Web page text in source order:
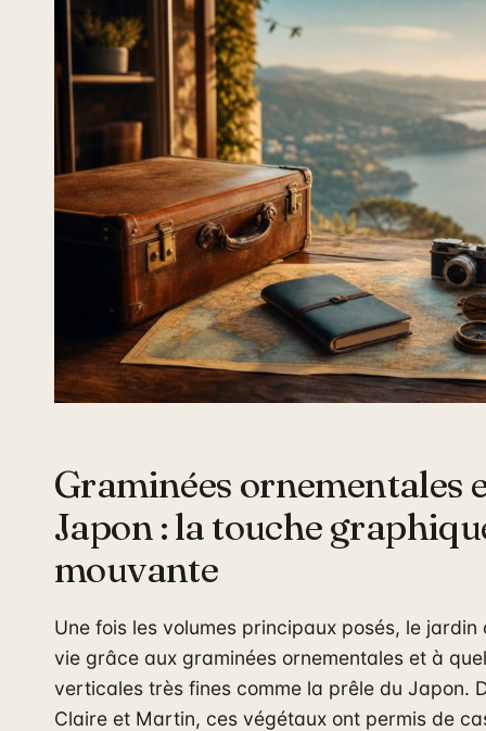
Graminées ornementales
Japon : la touche
mouvante
Une fois les volumes principaux posés, le
vie grâce aux graminées ornementales et à
verticales très fines comme la prêle du Japon.
Claire et Martin, ces végétaux ont permis de